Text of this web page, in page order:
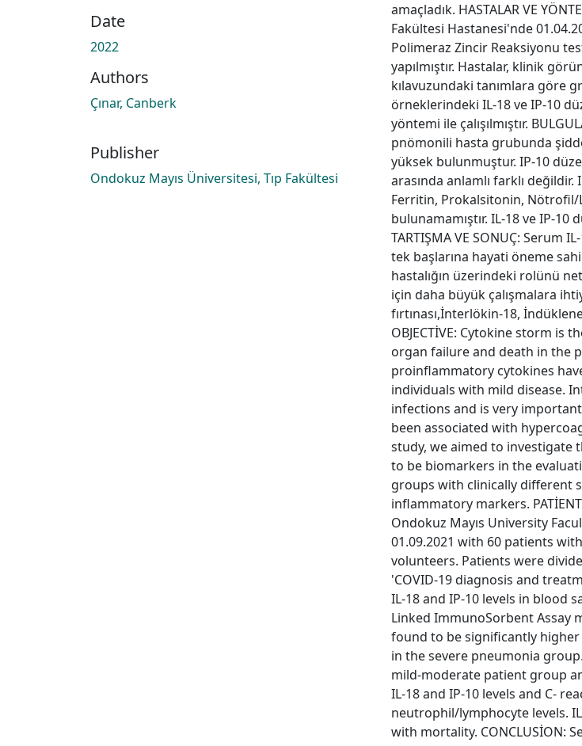
Date
2022
Authors
Çınar, Canberk
Publisher
Ondokuz Mayıs Üniversitesi, Tıp Fakültesi
amaçladık. HASTALAR VE
Fakültesi Hastanesi'nde
Polimeraz Zincir Reaksiyonu
yapılmıştır. Hastalar, klinik
kılavuzundaki tanımlara göre
örneklerindeki IL-18 ve IP-10
yöntemi ile çalışılmıştır.
pnömonili hasta grubunda
yüksek bulunmuştur. IP-10
arasında anlamlı farklı
Ferritin, Prokalsitonin, Nötrofil/
bulunamamıştır. IL-18 ve IP-
TARTIŞMA VE SONUÇ: Serum
tek başlarına hayati öneme
hastalığın üzerindeki rolünü
için daha büyük çalışmalara
fırtınası,İnterlökin-18,
OBJECTİVE: Cytokine storm
organ failure and death in the
proinflammatory cytokines
individuals with mild disease.
infections and is very
been associated with
study, we aimed to investigate
to be biomarkers in the
groups with clinically different
inflammatory markers.
Ondokuz Mayıs University
01.09.2021 with 60 patients
volunteers. Patients were
'COVID-19 diagnosis and
IL-18 and IP-10 levels in blood
Linked ImmunoSorbent Assay
found to be significantly
in the severe pneumonia
mild-moderate patient group
IL-18 and IP-10 levels and C-
neutrophil/lymphocyte levels.
with mortality. CONCLUSİON: